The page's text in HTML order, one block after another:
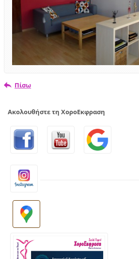
Πίσω
Ακολουθήστε τη ΧοροΕκφραση